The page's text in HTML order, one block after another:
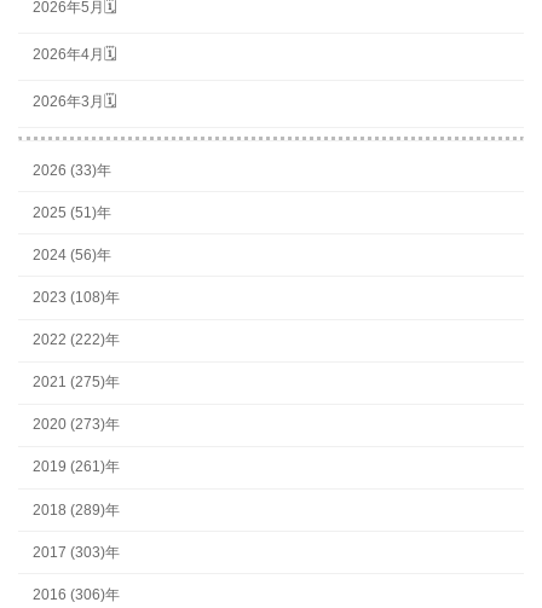
2026年5月🗓
2026年4月🗓
2026年3月🗓
2026 (33)年
2025 (51)年
2024 (56)年
2023 (108)年
2022 (222)年
2021 (275)年
2020 (273)年
2019 (261)年
2018 (289)年
2017 (303)年
2016 (306)年